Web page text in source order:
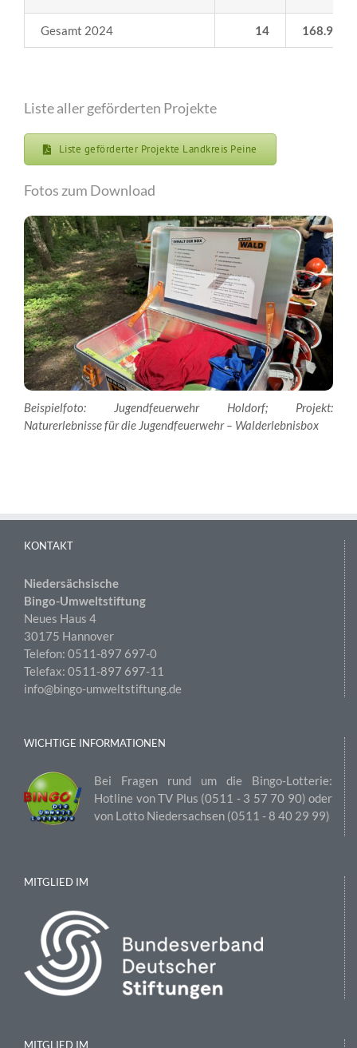
Gesamt 2024 14
Liste aller geförderten Projekte
Liste geförderter Projekte Landkreis Peine
Fotos zum Download
Beispielfoto: Jugendfeuerwehr Holdorf; Projekt:
Naturerlebnisse für die Jugendfeuerwehr – Walderlebnisbox
KONTAKT
Niedersächsische
Bingo-Umweltstiftung
Neues Haus 4
30175 Hannover
Telefon: 0511-897 697-0
Telefax: 0511-897 697-11
info@bingo-umweltstiftung.de
WICHTIGE INFORMATIONEN
Bei Fragen rund um die Bingo-Lotterie:
Hotline von TV Plus (0511 ‑ 3 57 70 90) oder
von Lotto Niedersachsen (0511 ‑ 8 40 29 99)
MITGLIED IM
MITGLIED IM